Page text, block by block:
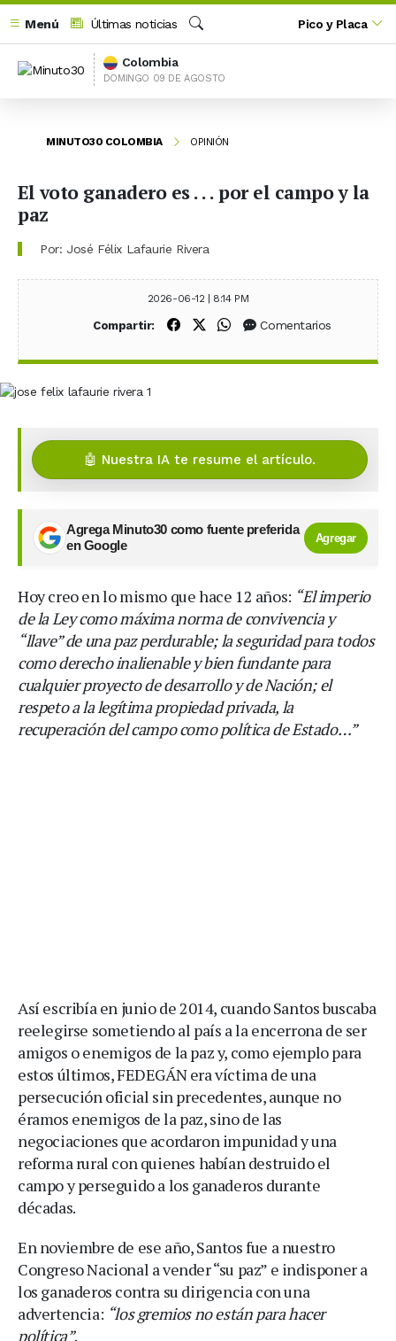
Menú
Últimas noticias
Buscar
Pico y Placa
Colombia
DOMINGO 09 DE AGOSTO
MINUTO30 COLOMBIA OPINIÓN
El voto ganadero es . . . por el campo y la
paz
Por: José Félix Lafaurie Rivera
2026-06-12 | 8:14 PM
Compartir: Compartir en Facebook
Compartir en X (Twitter)
Compartir en WhatsApp
Comentarios
🤖 Nuestra IA te resume el artículo.
Agrega Minuto30 como fuente preferida
en Google
Agregar
Hoy creo en lo mismo que hace 12 años: “El imperio
de la Ley como máxima norma de convivencia y
“llave” de una paz perdurable; la seguridad para todos
como derecho inalienable y bien fundante para
cualquier proyecto de desarrollo y de Nación; el
respeto a la legítima propiedad privada, la
recuperación del campo como política de Estado…”
Así escribía en junio de 2014, cuando Santos buscaba
reelegirse sometiendo al país a la encerrona de ser
amigos o enemigos de la paz y, como ejemplo para
estos últimos, FEDEGÁN era víctima de una
persecución oficial sin precedentes, aunque no
éramos enemigos de la paz, sino de las
negociaciones que acordaron impunidad y una
reforma rural con quienes habían destruido el
campo y perseguido a los ganaderos durante
décadas.
En noviembre de ese año, Santos fue a nuestro
Congreso Nacional a vender “su paz” e indisponer a
los ganaderos contra su dirigencia con una
advertencia: “los gremios no están para hacer
política”.